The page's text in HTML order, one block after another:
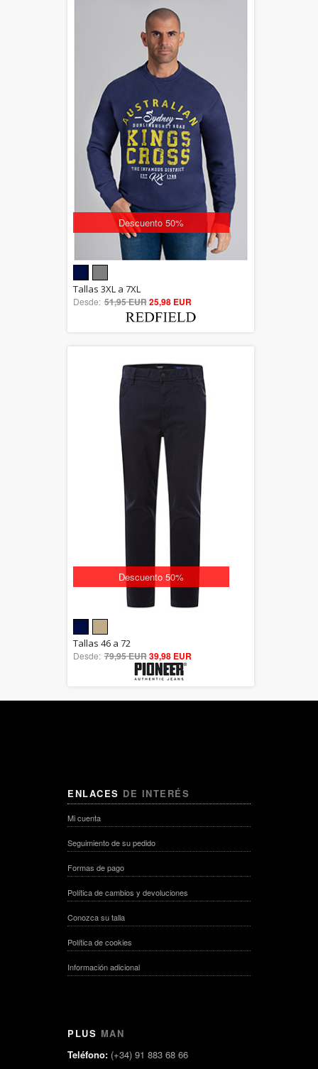
Descuento 50%
5.00
out of 5
Tallas 3XL a 7XL
Desde: 51,95 EUR25,98 EUR
Descuento 50%
out of 5
Tallas 46 a 72
Desde: 79,95 EUR39,98 EUR
ENLACES DE INTERÉS
Mi cuenta
Seguimiento de su pedido
Formas de pago
Política de cambios y devoluciones
Conozca su talla
Política de cookies
Información adicional
PLUS MAN
Teléfono: (+34) 91 883 68 66